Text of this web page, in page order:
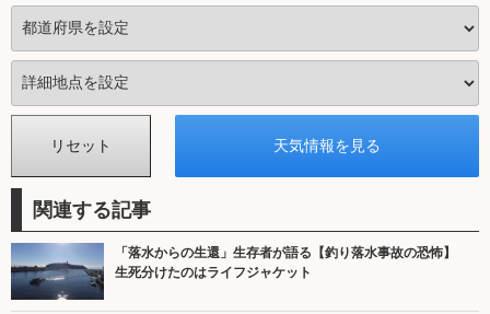
関連する記事
「落水からの生還」生存者が語る【釣り落水事故の恐怖】
生死分けたのはライフジャケット